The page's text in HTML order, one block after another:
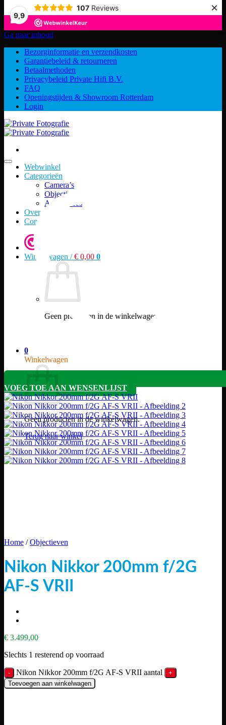
9,9
107 Reviews ×
Ga naar inhoud
Bezorginformatie en verzendkosten
Garantiebeleid & retourneren
Betaalmethoden
Privacybeleid Private Hifi B.V.
FAQ
Openingstijden & Showroom Rotterdam
Login
Webwinkel
Categorieën
Camera’s
Objectieven
Accessoires
Over ons
Contact
Winkelwagen /€ 0,00 0
Geen producten in de winkelwagen.
0
Winkelwagen
Geen producten in de winkelwagen.
Terug naar winkel
VOEG TOE AAN WENSENLIJST
Home / Objectieven
Nikon Nikkor 200mm f/2G
AF-S VRII
€ 3.499,00
Slechts 1 resterend op voorraad
Nikon Nikkor 200mm f/2G AF-S VRII aantal
Toevoegen aan winkelwagen